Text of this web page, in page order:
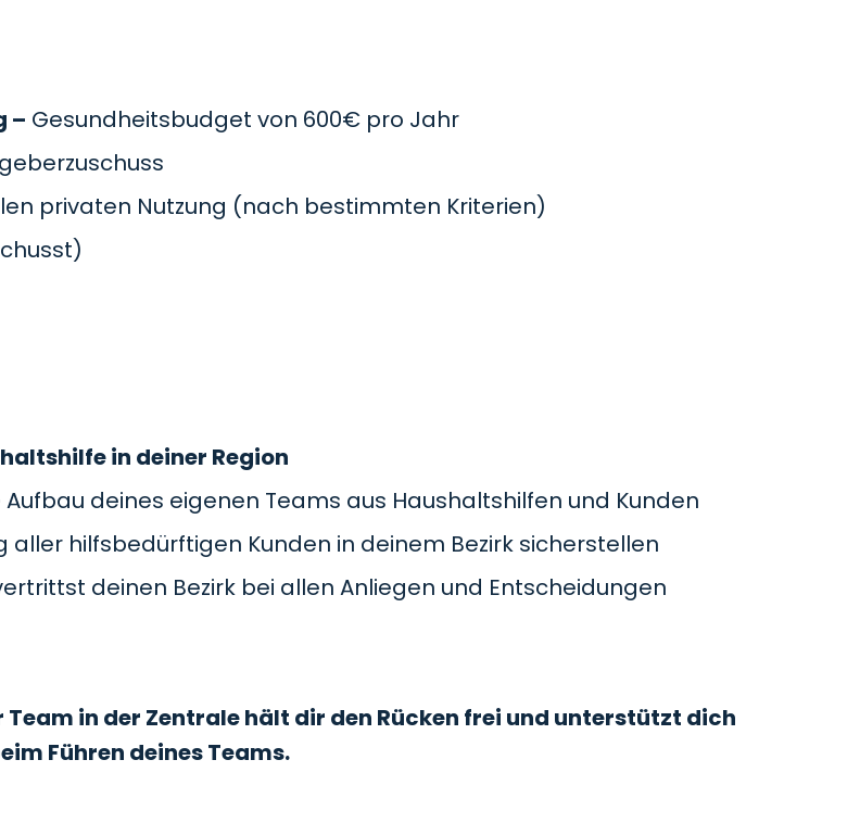
– Gesundheitsbudget von 600€ pro Jahr
privaten Nutzung (nach bestimmten Kriterien)
in deiner Region
Aufbau deines eigenen Teams aus Haushaltshilfen und Kunden
aller hilfsbedürftigen Kunden in deinem Bezirk sicherstellen
deinen Bezirk bei allen Anliegen und Entscheidungen
in der Zentrale hält dir den Rücken frei und unterstützt dich
Führen deines Teams.